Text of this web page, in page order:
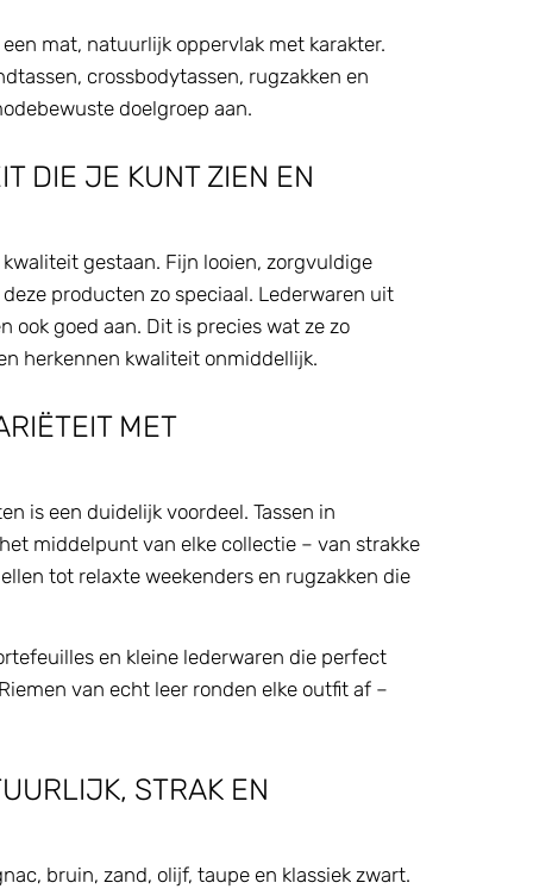
mat, natuurlijk oppervlak met karakter.
crossbodytassen, rugzakken en
doelgroep aan.
DIE JE KUNT ZIEN EN
gestaan. Fijn looien, zorgvuldige
producten zo speciaal. Lederwaren uit
ook goed aan. Dit is precies wat ze zo
herkennen kwaliteit onmiddellijk.
MET
is een duidelijk voordeel. Tassen in
middelpunt van elke collectie – van strakke
tot relaxte weekenders en rugzakken die
en kleine lederwaren die perfect
van echt leer ronden elke outfit af –
STRAK EN
bruin, zand, olijf, taupe en klassiek zwart.